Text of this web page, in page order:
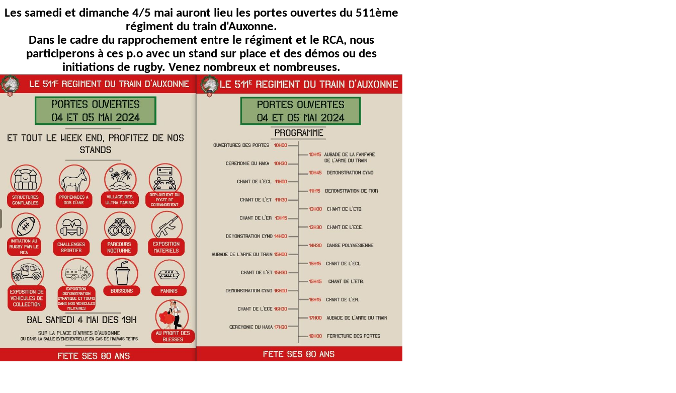
Les samedi et dimanche 4/5 mai auront lieu les portes ouvertes du 511ème
régiment du train d'Auxonne.
Dans le cadre du rapprochement entre le régiment et le RCA, nous
participerons à ces p.o avec un stand sur place et des démos ou des
initiations de rugby. Venez nombreux et nombreuses.